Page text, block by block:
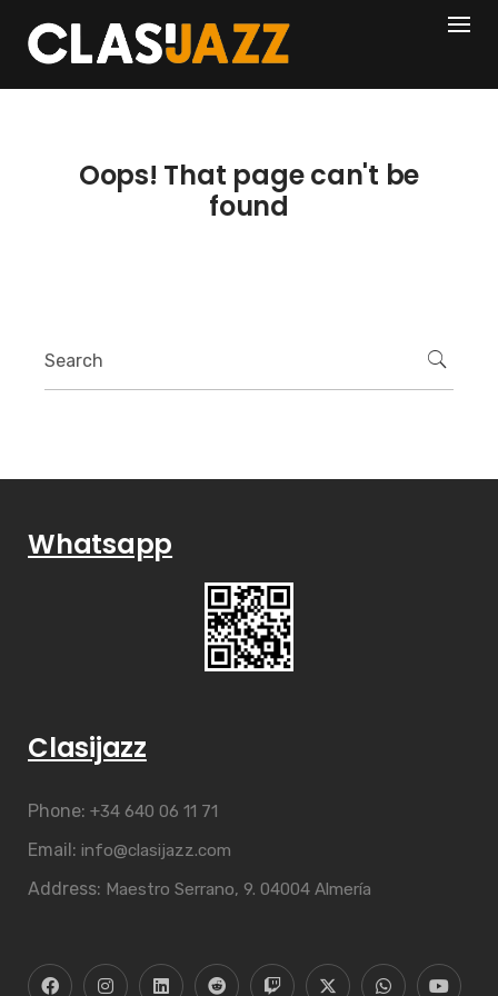
content
404
Oops! That page can't be
found
Whatsapp
Clasijazz
Phone: +34 640 06 11 71
Email: info@clasijazz.com
Address: Maestro Serrano, 9. 04004 Almería